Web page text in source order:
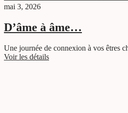
mai 3, 2026
D’âme à âme…
Une journée de connexion à vos êtres
Voir les détails